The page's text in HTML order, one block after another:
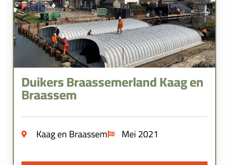
Duikers Braassemerland Kaag en
Braassem
Kaag en Braassem Mei 2021